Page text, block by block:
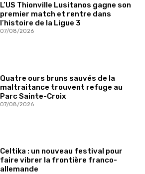
L’US Thionville Lusitanos gagne son
premier match et rentre dans
l’histoire de la Ligue 3
07/08/2026
Quatre ours bruns sauvés de la
maltraitance trouvent refuge au
Parc Sainte-Croix
07/08/2026
Celtika : un nouveau festival pour
faire vibrer la frontière franco-
allemande